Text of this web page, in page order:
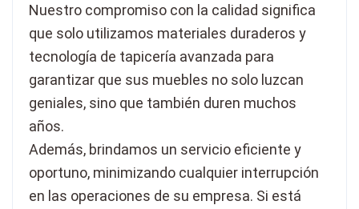
Nuestro compromiso con la calidad significa
que solo utilizamos materiales duraderos y
tecnología de tapicería avanzada para
garantizar que sus muebles no solo luzcan
geniales, sino que también duren muchos
años.
Además, brindamos un servicio eficiente y
oportuno, minimizando cualquier interrupción
en las operaciones de su empresa. Si está